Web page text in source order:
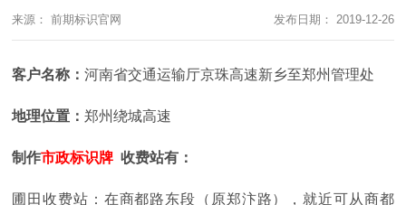
来源： 前期标识官网 发布日期： 2019-12-26
客户名称：河南省交通运输厅京珠高速新乡至郑州管理处
地理位置：郑州绕城高速
制作市政标识牌 收费站有：
圃田收费站：在商都路东段（原郑汴路），就近可从商都